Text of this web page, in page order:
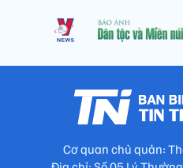
Cơ quan chủ quản: